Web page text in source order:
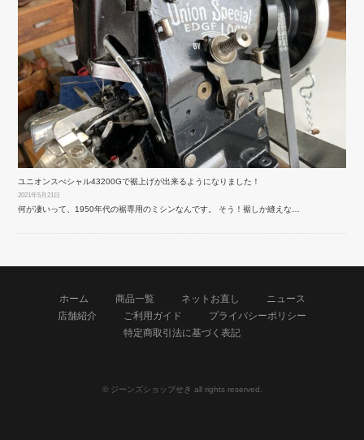
ユニオンスぺシャル43200Gで裾上げが出来るようになりました！
2021年5月21日
何が凄いって、1950年代の裾専用のミシンなんです。 そう！裾しか縫えな…
ホーム 商品一覧 ネットお直し
ニュース
店舗紹介
ご利用ガイド
プライバシーポリシー
特定商取引法に基づく表記
© ジーンズショップせき all rights reserved.